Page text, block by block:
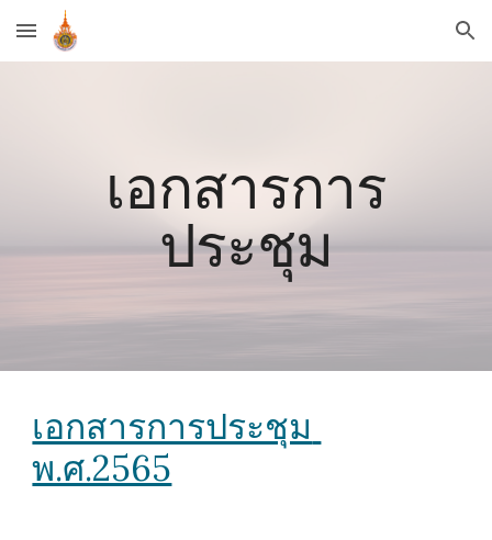
Skip to main content Skip to navigation
เอกสารการ
ประชุม
เอกสารการประชุม
พ.ศ.2565